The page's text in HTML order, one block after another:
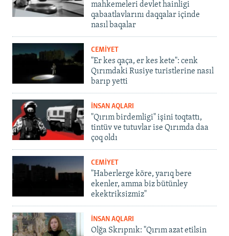
mahkemeleri devlet hainligi
qabaatlavlarını daqqalar içinde
nasıl baqalar
CEMİYET
"Er kes qaça, er kes kete": cenk
Qırımdaki Rusiye turistlerine nasıl
barıp yetti
İNSAN AQLARI
"Qırım birdemligi" işini toqtattı,
tintüv ve tutuvlar ise Qırımda daa
çoq oldı
CEMİYET
"Haberlerge köre, yarıq bere
ekenler, amma biz bütünley
ekektriksizmiz"
İNSAN AQLARI
Olğa Skrıpnık: "Qırım azat etilsin